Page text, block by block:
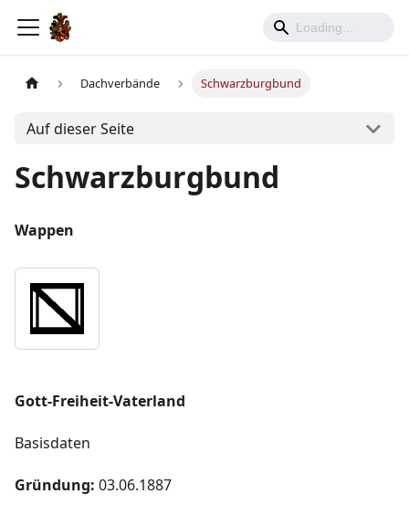
Dachverbände Schwarzburgbund
Auf dieser Seite
Schwarzburgbund
Wappen
Gott-Freiheit-Vaterland
Basisdaten
Gründung: 03.06.1887